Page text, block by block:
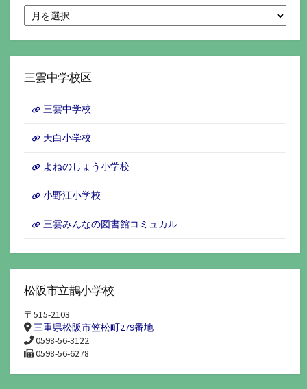
別
ア
イ
三雲中学校区
三雲中学校
天白小学校
よねのしょう小学校
小野江小学校
三雲みんなの図書館コミュカル
松阪市立鵲小学校
〒515-2103
三重県松阪市笠松町279番地
0598-56-3122
0598-56-6278